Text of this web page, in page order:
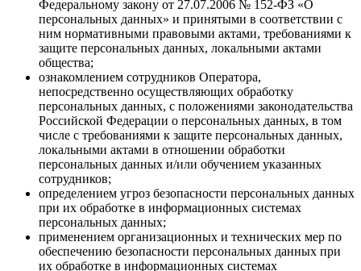
Федеральному закону от 27.07.2006 № 152-ФЗ «О
персональных данных» и принятыми в соответствии с
ним нормативными правовыми актами, требованиями к
защите персональных данных, локальными актами
общества;
ознакомлением сотрудников Оператора,
непосредственно осуществляющих обработку
персональных данных, с положениями законодательства
Российской Федерации о персональных данных, в том
числе с требованиями к защите персональных данных,
локальными актами в отношении обработки
персональных данных и/или обучением указанных
сотрудников;
определением угроз безопасности персональных данных
при их обработке в информационных системах
персональных данных;
применением организационных и технических мер по
обеспечению безопасности персональных данных при
их обработке в информационных системах